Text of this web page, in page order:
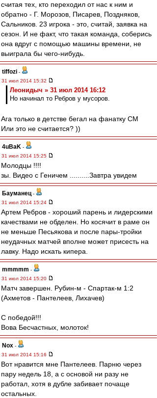
считая тех, кто переходил от нас к ним и
обратно - Г. Морозов, Писарев, Поздняков,
Сальников. 23 игрока - это, считай, заявка на
сезон. И не факт, что такая команда, соберись
она вдруг с помощью машины времени, не
выиграла бы чего-нибудь.
tiffozi -
31 июл 2014 15:32
Леонидыч » 31 июл 2014 16:12
Но начинал то Ребров у мусоров.
Ага только в детстве бегал на фанатку СМ
Или это не считается? ))
4uBaK -
31 июл 2014 15:25
Молодцы !!!!
зы. Видео с Геничем ..........Завтра увидем
Бауманец -
31 июл 2014 15:24
Артем Ребров - хороший парень и лидерскими
качествами не обделен. Но косячит в раме он
не меньше Песьякова и после пары-тройки
неудачных матчей вполне может присесть на
лавку. Надо искать кипера.
mmmmm -
31 июл 2014 15:20
Матч завершен. Рубин-м - Спартак-м 1:2
(Ахметов - Пантелеев, Лихачев)
С победой!!!
Вова Бесчастных, молоток!
Nox -
31 июл 2014 15:16
Вот нравится мне Пантелеев. Парню через
пару недель 18, а с основой ни разу не
работал, хотя в дубле забивает почаще
остальных.